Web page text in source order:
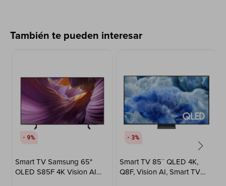
También te pueden interesar
9
Smart TV Samsung 65"
OLED S85F 4K Vision AI
3
Smart TV 85¨ QLED 4K,
Q8F, Vision AI, Smart TV